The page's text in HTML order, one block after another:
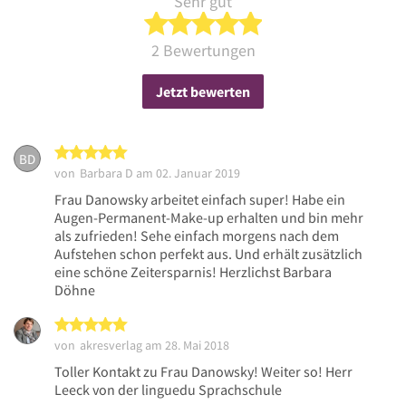
5 von 5 Sternen
2 Bewertungen
Jetzt bewerten
BD
von Barbara D am 02. Januar 2019
Frau Danowsky arbeitet einfach super! Habe ein
Augen-Permanent-Make-up erhalten und bin mehr
als zufrieden! Sehe einfach morgens nach dem
Aufstehen schon perfekt aus. Und erhält zusätzlich
eine schöne Zeitersparnis! Herzlichst Barbara
Döhne
von akresverlag am 28. Mai 2018
Toller Kontakt zu Frau Danowsky! Weiter so! Herr
Leeck von der linguedu Sprachschule